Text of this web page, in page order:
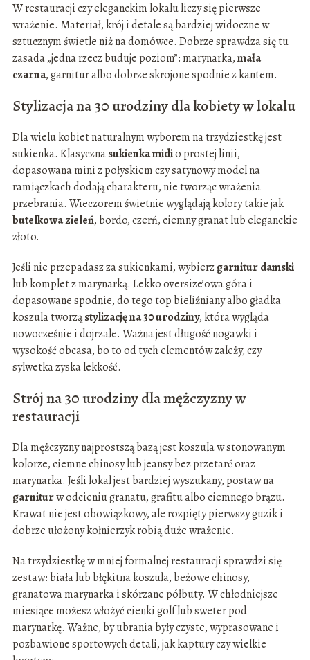
W restauracji czy eleganckim lokalu liczy się pierwsze
wrażenie. Materiał, krój i detale są bardziej widoczne w
sztucznym świetle niż na domówce. Dobrze sprawdza się tu
zasada „jedna rzecz buduje poziom”: marynarka,mała
czarna, garnitur albo dobrze skrojone spodnie z kantem.
Stylizacja na 30 urodziny dla kobiety w lokalu
Dla wielu kobiet naturalnym wyborem na trzydziestkę jest
sukienka. Klasycznasukienka midio prostej linii,
dopasowana mini z połyskiem czy satynowy model na
ramiączkach dodają charakteru, nie tworząc wrażenia
przebrania. Wieczorem świetnie wyglądają kolory takie jak
butelkowa zieleń, bordo, czerń, ciemny granat lub eleganckie
złoto.
Jeśli nie przepadasz za sukienkami, wybierzgarnitur damski
lub komplet z marynarką. Lekko oversize’owa góra i
dopasowane spodnie, do tego top bieliźniany albo gładka
koszula tworząstylizację na 30 urodziny, która wygląda
nowocześnie i dojrzale. Ważna jest długość nogawki i
wysokość obcasa, bo to od tych elementów zależy, czy
sylwetka zyska lekkość.
Strój na 30 urodziny dla mężczyzny w
restauracji
Dla mężczyzny najprostszą bazą jest koszula w stonowanym
kolorze, ciemne chinosy lub jeansy bez przetarć oraz
marynarka. Jeśli lokal jest bardziej wyszukany, postaw na
garniturw odcieniu granatu, grafitu albo ciemnego brązu.
Krawat nie jest obowiązkowy, ale rozpięty pierwszy guzik i
dobrze ułożony kołnierzyk robią duże wrażenie.
Na trzydziestkę w mniej formalnej restauracji sprawdzi się
zestaw: biała lub błękitna koszula, beżowe chinosy,
granatowa marynarka i skórzane półbuty. W chłodniejsze
miesiące możesz włożyć cienki golf lub sweter pod
marynarkę. Ważne, by ubrania były czyste, wyprasowane i
pozbawione sportowych detali, jak kaptury czy wielkie